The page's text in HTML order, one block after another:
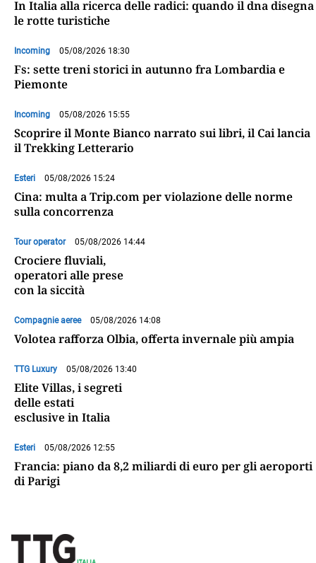
In Italia alla ricerca delle radici: quando il dna disegna
le rotte turistiche
Incoming 05/08/2026 18:30
Fs: sette treni storici in autunno fra Lombardia e
Piemonte
Incoming 05/08/2026 15:55
Scoprire il Monte Bianco narrato sui libri, il Cai lancia
il Trekking Letterario
Esteri 05/08/2026 15:24
Cina: multa a Trip.com per violazione delle norme
sulla concorrenza
Tour operator 05/08/2026 14:44
Crociere fluviali,
operatori alle prese
con la siccità
Compagnie aeree 05/08/2026 14:08
Volotea rafforza Olbia, offerta invernale più ampia
TTG Luxury 05/08/2026 13:40
Elite Villas, i segreti
delle estati
esclusive in Italia
Esteri 05/08/2026 12:55
Francia: piano da 8,2 miliardi di euro per gli aeroporti
di Parigi